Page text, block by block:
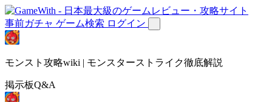
事前ガチャ ゲーム検索 ログイン
モンスト攻略wiki | モンスターストライク徹底解説
掲示板Q&A